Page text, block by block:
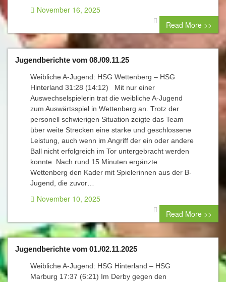
November 16, 2025
0 comment
Read More >>
Jugendberichte vom 08./09.11.25
Weibliche A-Jugend: HSG Wettenberg – HSG
Hinterland 31:28 (14:12) Mit nur einer
Auswechselspielerin trat die weibliche A-Jugend
zum Auswärtsspiel in Wettenberg an. Trotz der
personell schwierigen Situation zeigte das Team
über weite Strecken eine starke und geschlossene
Leistung, auch wenn im Angriff der ein oder andere
Ball nicht erfolgreich im Tor untergebracht werden
konnte. Nach rund 15 Minuten ergänzte
Wettenberg den Kader mit Spielerinnen aus der B-
Jugend, die zuvor…
November 10, 2025
0 comment
Read More >>
Jugendberichte vom 01./02.11.2025
Weibliche A-Jugend: HSG Hinterland – HSG
Marburg 17:37 (6:21) Im Derby gegen den